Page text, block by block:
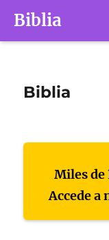
Biblia
Biblia
Miles de
Accede a